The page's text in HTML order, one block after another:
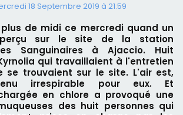
18 Septembre 2019 à 21:59
de midi ce mercredi quand un
sur le site de la station
Sanguinaires à Ajaccio. Huit
qui travaillaient à l'entretien
se trouvaient sur le site. L'air est,
irrespirable pour eux. Et
en chlore a provoqué une
des huit personnes qui